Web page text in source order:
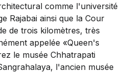
comme l'université
Rajabai ainsi que la Cour
de trois kilomètres, très
appelée «Queen's
le musée Chhatrapati
l'ancien musée